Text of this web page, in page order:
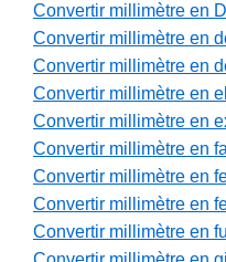
Convertir millimètre en
Convertir millimètre en
Convertir millimètre en
Convertir millimètre en ell
Convertir millimètre en
Convertir millimètre en
Convertir millimètre en
Convertir millimètre en
Convertir millimètre en